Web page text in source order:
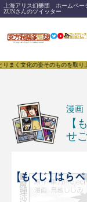
上海アリス幻樂団 ホームペー
ZUNさんのツイッター
取り上げ、世界に向けて
漫画
【
せ
【もくじ】は